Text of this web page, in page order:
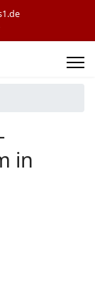
in